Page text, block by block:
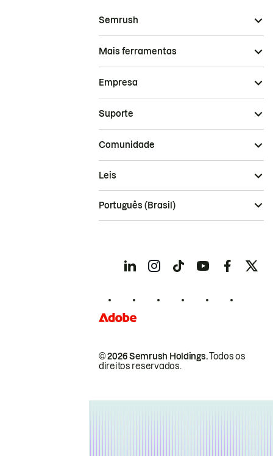
Semrush
Mais ferramentas
Empresa
Suporte
Comunidade
© 2026 Semrush Holdings.Todos os
direitos reservados.
Leis
Português (Brasil)